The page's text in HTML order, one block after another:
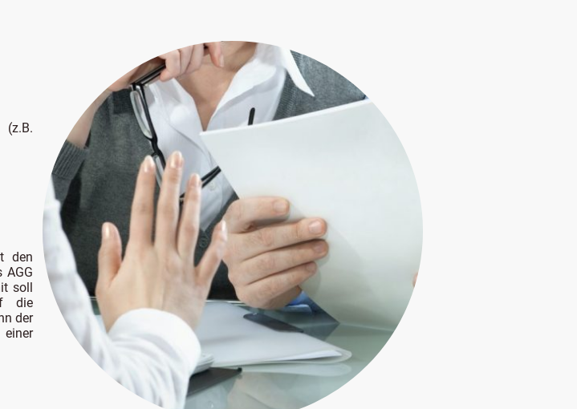
(z.B.
den
AGG
soll
die
der